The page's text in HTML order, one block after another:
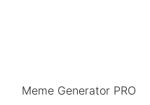
Meme Generator PRO